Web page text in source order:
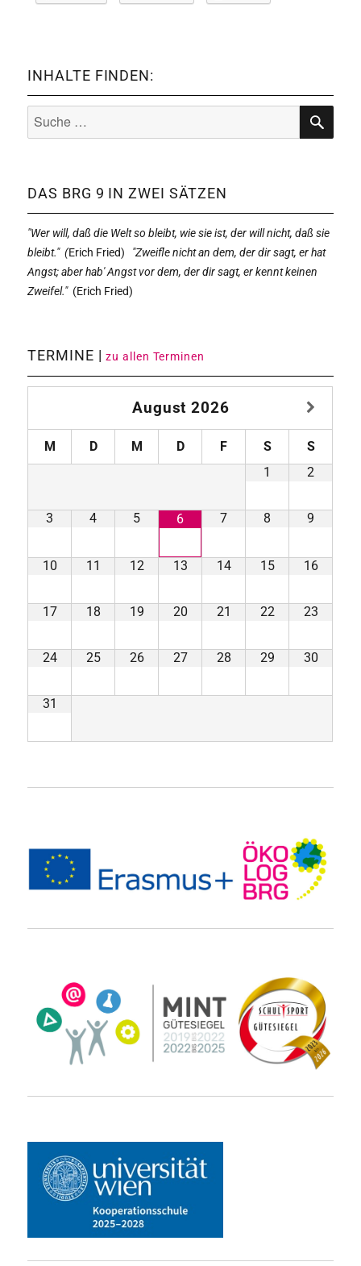
INHALTE FINDEN:
Suche
nach:
SUCHE
DAS BRG 9 IN ZWEI SÄTZEN
"Wer will, daß die Welt so bleibt, wie sie ist, der will nicht, daß sie
bleibt." (Erich Fried)
"Zweifle nicht an dem, der dir sagt, er hat
Angst; aber hab' Angst vor dem, der dir sagt, er kennt keinen
Zweifel."(Erich Fried)
TERMINE |zu allen Terminen
August 2026
M D M D F S
S
1
2
3 4 5 6 7 8 9
10 11 12 13 14 15 16
17 18 19 20 21 22 23
24 25 26 27 28 29 30
31